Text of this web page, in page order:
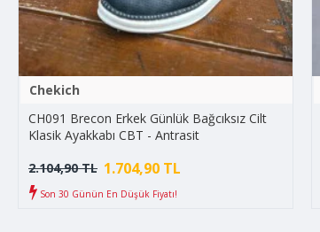
Chekich
CH091 Brecon Erkek Günlük Bağcıksız Cilt
Klasik Ayakkabı CBT - Antrasit
1.704,90 TL
2.104,90 TL
Son 30 Günün En Düşük Fiyatı!